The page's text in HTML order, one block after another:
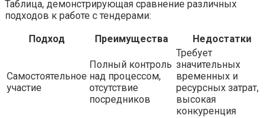
Таблица, демонстрирующая сравнение различных
подходов к работе с тендерами:
Подход
Преимущества Недостатки
Самостоятельное
участие
Полный контроль
над процессом,
отсутствие
посредников
Требует
значительных
временных и
ресурсных затрат,
высокая
конкуренция